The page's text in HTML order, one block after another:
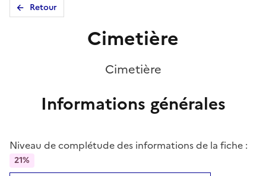
Retour
Cimetière
Cimetière
Informations générales
Niveau de complétude des informations de la fiche :
21%